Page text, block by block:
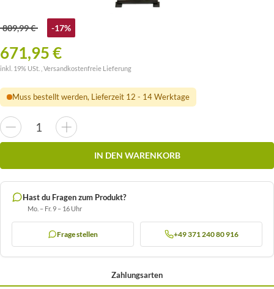
809,99 € -17%
671,95 €
inkl. 19% USt. , Versandkostenfreie Lieferung
Muss bestellt werden, Lieferzeit 12 - 14 Werktage
IN DEN WARENKORB
Hast du Fragen zum Produkt?
Mo. – Fr. 9 – 16 Uhr
Frage stellen +49 371 240 80 916
Zahlungsarten